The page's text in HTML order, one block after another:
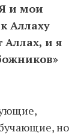
и мои
Аллаху
Аллах, и я
но